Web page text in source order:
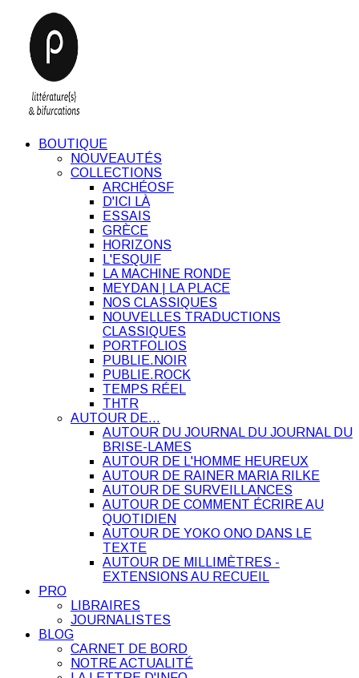
BOUTIQUE
NOUVEAUTÉS
COLLECTIONS
ARCHÉOSF
D'ICI LÀ
ESSAIS
GRÈCE
HORIZONS
L'ESQUIF
LA MACHINE RONDE
MEYDAN | LA PLACE
NOS CLASSIQUES
NOUVELLES TRADUCTIONS
CLASSIQUES
PORTFOLIOS
PUBLIE.NOIR
PUBLIE.ROCK
TEMPS RÉEL
THTR
AUTOUR DE…
AUTOUR DU JOURNAL DU JOURNAL DU
BRISE-LAMES
AUTOUR DE L'HOMME HEUREUX
AUTOUR DE RAINER MARIA RILKE
AUTOUR DE SURVEILLANCES
AUTOUR DE COMMENT ÉCRIRE AU
QUOTIDIEN
AUTOUR DE YOKO ONO DANS LE
TEXTE
AUTOUR DE MILLIMÈTRES -
EXTENSIONS AU RECUEIL
PRO
LIBRAIRES
JOURNALISTES
BLOG
CARNET DE BORD
NOTRE ACTUALITÉ